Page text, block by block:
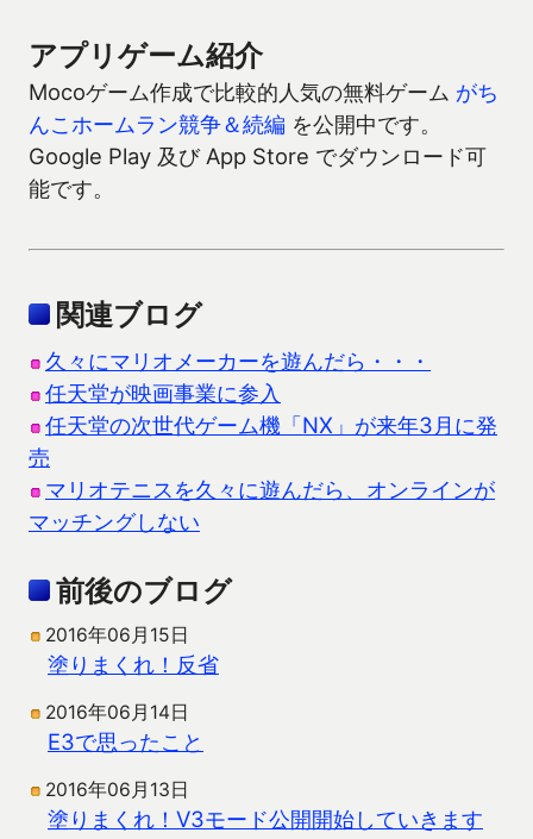
アプリゲーム紹介
Mocoゲーム作成で比較的人気の無料ゲーム がち
んこホームラン競争＆続編 を公開中です。
Google Play 及び App Store でダウンロード可
能です。
関連ブログ
久々にマリオメーカーを遊んだら・・・
任天堂が映画事業に参入
任天堂の次世代ゲーム機「NX」が来年3月に発
売
マリオテニスを久々に遊んだら、オンラインが
マッチングしない
前後のブログ
2016年06月15日
塗りまくれ！反省
2016年06月14日
E3で思ったこと
2016年06月13日
塗りまくれ！V3モード公開開始していきます